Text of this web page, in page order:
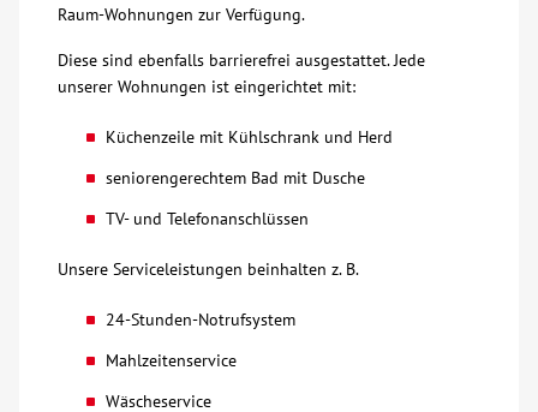
Über uns
Spenden
Raum-Wohnungen zur Verfügung.
Diese sind ebenfalls barrierefrei ausgestattet. Jede
unserer Wohnungen ist eingerichtet mit:
Küchenzeile mit Kühlschrank und Herd
seniorengerechtem Bad mit Dusche
TV- und Telefonanschlüssen
Unsere Serviceleistungen beinhalten z. B.
24-Stunden-Notrufsystem
Mahlzeitenservice
Wäscheservice